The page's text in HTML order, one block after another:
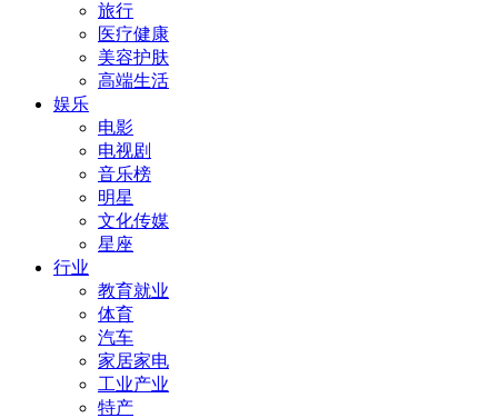
旅行
医疗健康
美容护肤
高端生活
娱乐
电影
电视剧
音乐榜
明星
文化传媒
星座
行业
教育就业
体育
汽车
家居家电
工业产业
特产